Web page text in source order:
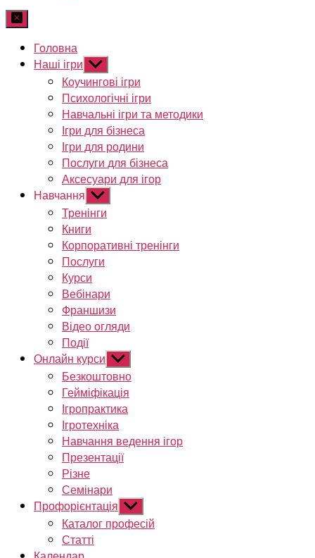
Головна
Наші ігри Показати
підменю
Коучингові ігри
Психологічні ігри
Навчальні ігри та методики
Ігри для бізнеса
Ігри для родини
Послуги для бізнеса
Аксесуари для ігор
Навчання Показати
підменю
Тренінги
Книги
Корпоративні тренінги
Послуги
Курси
Вебінари
Франшизи
Відео огляди
Події
Онлайн курси Показати
підменю
Безкоштовно
Гейміфікація
Ігропрактика
Ігротехніка
Навчання ведення ігор
Презентації
Різне
Семінари
Профорієнтація Показати
підменю
Каталог професій
Статті